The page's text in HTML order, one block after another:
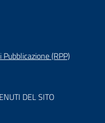
(RPP)
DEL SITO